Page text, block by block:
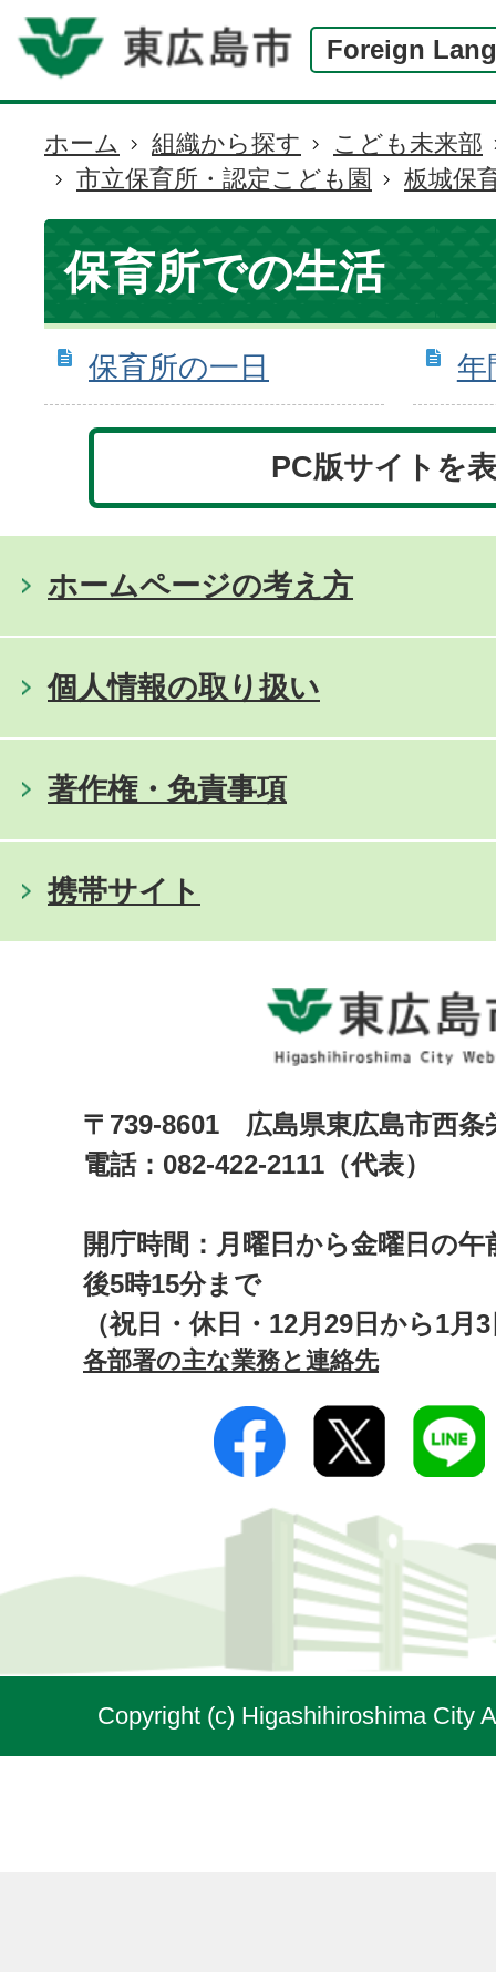
Foreign
現
在
の
置
ホーム 組織から探す
こども未来部
市立保育所・認定こども園
板城保
保育所での生活
保育所の一日 年
PC版サイトを
ホームページの考え方
個人情報の取り扱い
著作権・免責事項
携帯サイト
〒739-8601 広島県東広島市西
電話：082-422-2111（代表）
開庁時間：月曜日から金曜日の午
後5時15分まで
（祝日・休日・12月29日から1月
各部署の主な業務と連絡先
Copyright (c) Higashihiroshima City